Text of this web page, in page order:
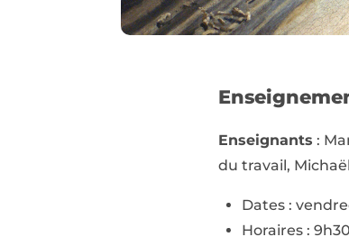
Enseignants :
du travail,
Dates :
Horaires :